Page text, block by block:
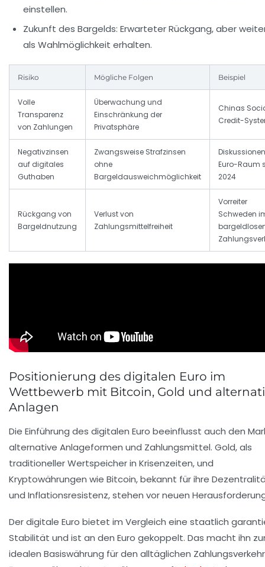
einstellen.
Zukunft des Bargelds: Erwarteter Rückgang, aber
als Wahlmöglichkeit erhalten.
Risiko Mögliche Folgen Beispiel
Volle
Transparenz
von Zahlungen
Überwachung und
Einschränkung der
Privatsphäre
Chinas
Credit-
Negativzinsen
auf digitales
Guthaben
Zwangsweise Strafzinsen
ohne
Bargeldausweichmöglichkeit
Euro-Raum
2024
Rückgang von
Bargeldnutzung
Verlust von
Zahlungsmittelfreiheit
Vorreiter
Schweden
Positionierung des digitalen Euro im
Wettbewerb mit Bitcoin, Gold und
Anlagen
Die Einführung des digitalen Euro beeinflusst auch den
alternative Anlageformen und Zahlungsmittel. Gold, als
traditioneller Wertspeicher in Krisenzeiten, und
Kryptowährungen wie Bitcoin, bekannt für ihre
und Inflationsresistenz, stehen vor neuen
Der digitale Euro bietet im Vergleich eine staatlich
Stabilität und ist an den Euro gekoppelt. Das macht ihn
idealen Basiswährung für den alltäglichen